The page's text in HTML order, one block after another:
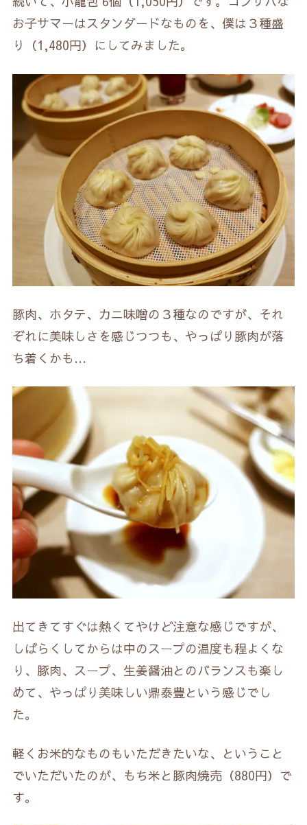
お子サマーはスタンダードなものを、僕は３種盛
り（1,480円）にしてみました。
豚肉、ホタテ、カニ味噌の３種なのですが、それ
ぞれに美味しさを感じつつも、やっぱり豚肉が落
ち着くかも…
出てきてすぐは熱くてやけど注意な感じですが、
しばらくしてからは中のスープの温度も程よくな
り、豚肉、スープ、生姜醤油とのバランスも楽し
めて、やっぱり美味しい鼎泰豊という感じでし
た。
軽くお米的なものもいただきたいな、ということ
でいただいたのが、もち米と豚肉焼売（880円）で
す。